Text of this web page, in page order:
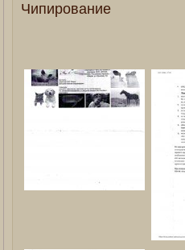
Чипирование